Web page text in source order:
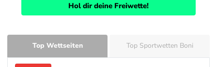
Hol dir deine Freiwette!
Top Wettseiten Top Sportwetten Boni